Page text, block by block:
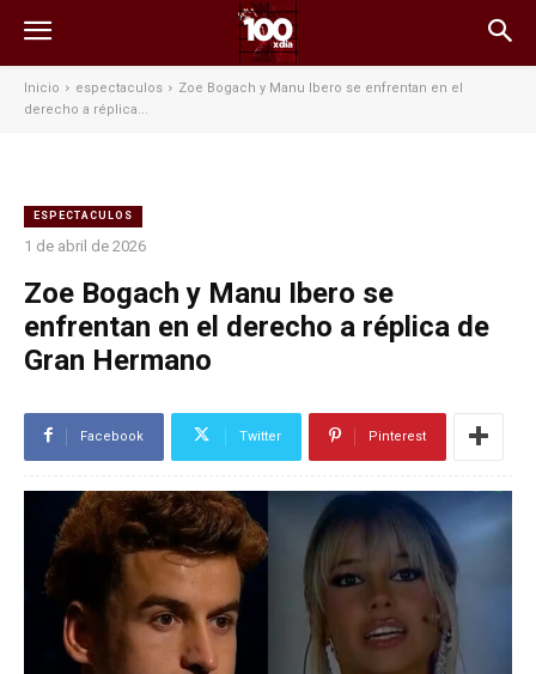
Inicio espectaculos
Zoe Bogach y Manu Ibero se enfrentan en el
derecho a réplica...
ESPECTACULOS
1 de abril de 2026
Zoe Bogach y Manu Ibero se
enfrentan en el derecho a réplica de
Gran Hermano
Facebook Twitter Pinterest